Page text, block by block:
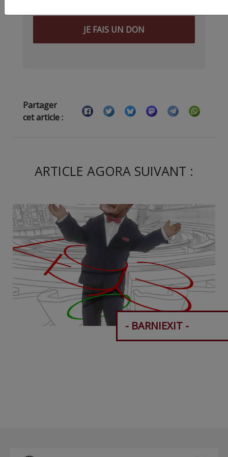
JE FAIS UN DON
Partager
cet article :
ARTICLE AGORA SUIVANT :
- BARNIEXIT -